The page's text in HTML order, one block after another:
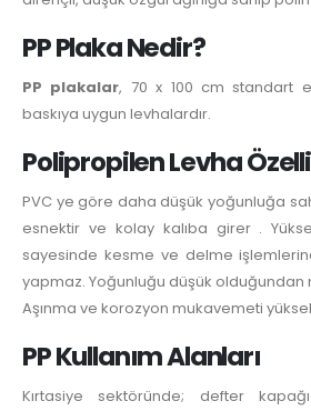
PP Plaka Nedir?
PP plakalar, 70 x 100 cm standart
baskıya uygun levhalardır.
Polipropilen Levha
PVC ye göre daha düşük yoğunluğa
esnektir ve kolay kalıba girer .
sayesinde kesme ve delme
yapmaz. Yoğunluğu düşük olduğundan
Aşınma ve korozyon mukavemeti
PP Kullanım Alanları
Kırtasiye sektöründe; defter